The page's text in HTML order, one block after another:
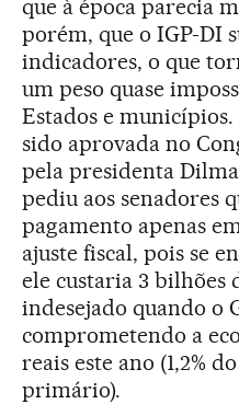
que à época parecia
porém, que o IGP-DI
indicadores, o que
um peso quase
Estados e
sido aprovada no
pela presidenta
pediu aos senadores
pagamento apenas
ajuste fiscal, pois se
ele custaria 3 bilhões
indesejado quando o
comprometendo a
reais este ano (1,2%
primário).